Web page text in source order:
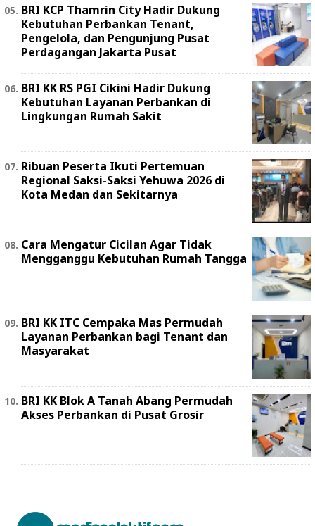
BRI KCP Thamrin City Hadir Dukung
Kebutuhan Perbankan Tenant,
Pengelola, dan Pengunjung Pusat
Perdagangan Jakarta Pusat
BRI KK RS PGI Cikini Hadir Dukung
Kebutuhan Layanan Perbankan di
Lingkungan Rumah Sakit
Ribuan Peserta Ikuti Pertemuan
Regional Saksi-Saksi Yehuwa 2026 di
Kota Medan dan Sekitarnya
Cara Mengatur Cicilan Agar Tidak
Mengganggu Kebutuhan Rumah Tangga
BRI KK ITC Cempaka Mas Permudah
Layanan Perbankan bagi Tenant dan
Masyarakat
BRI KK Blok A Tanah Abang Permudah
Akses Perbankan di Pusat Grosir